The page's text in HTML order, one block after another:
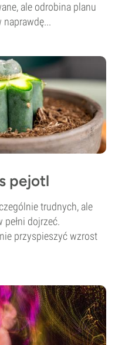
ale odrobina planu
naprawdę...
pejotl
trudnych, ale
dojrzeć.
przyspieszyć wzrost